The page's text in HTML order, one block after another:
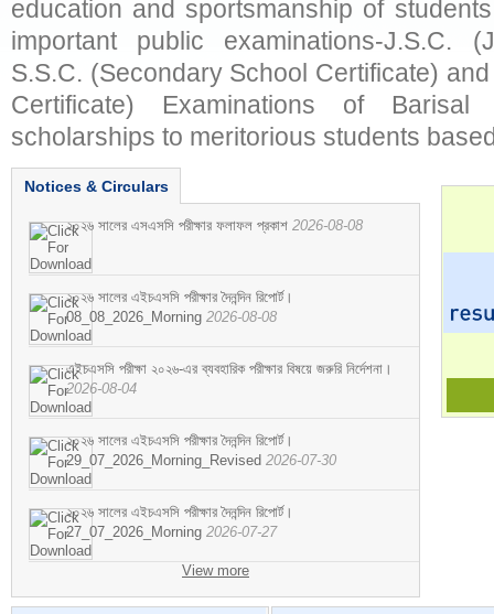
education and sportsmanship of
important public examinations-J.S.C.
S.S.C. (Secondary School Certificate)
Certificate) Examinations of
scholarships to meritorious students
Notices & Circulars
২০২৬ সালের এসএসসি পরীক্ষার ফলাফল প্রকাশ 2026-08-08
২০২৬ সালের এইচএসসি পরীক্ষার দৈনন্দিন রিপোর্ট।
08_08_2026_Morning 2026-08-08
এইচএসসি পরীক্ষা ২০২৬-এর ব্যবহারিক পরীক্ষার বিষয়ে জরুরি নির্দেশনা।
2026-08-04
২০২৬ সালের এইচএসসি পরীক্ষার দৈনন্দিন রিপোর্ট।
29_07_2026_Morning_Revised 2026-07-30
২০২৬ সালের এইচএসসি পরীক্ষার দৈনন্দিন রিপোর্ট।
27_07_2026_Morning 2026-07-27
View more